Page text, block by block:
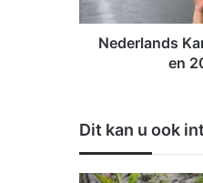
d
i
o
e
Nederlands
en
Dit kan u ook